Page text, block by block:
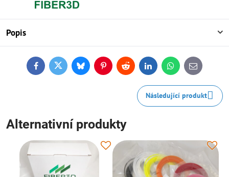
Popis
FacebookTwitterBlueskyPinterestReddit LinkedInWhatsApp
E-
mail
Následující produkt
Alternativní produkty